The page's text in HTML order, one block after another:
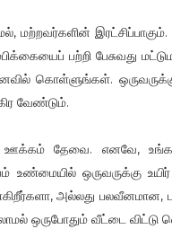
மற்றவர்களின் இரட்சிப்பாகும்.
பற்றி பேசுவது
கொள்ளுங்கள். ஒருவருக்கு
வேண்டும்.
ஊக்கம் தேவை. எனவே,
உண்மையில் ஒருவருக்கு
அல்லது பலவீனமான,
ஒருபோதும் வீட்டை விட்டு